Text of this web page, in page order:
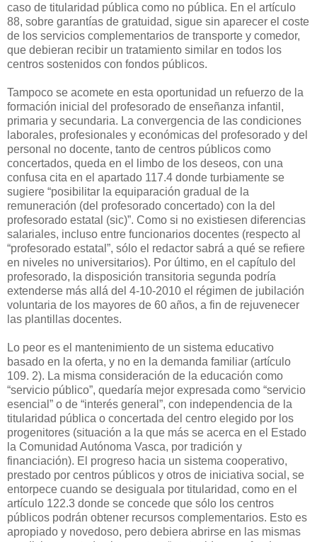
caso de titularidad pública como no pública. En el artículo
88, sobre garantías de gratuidad, sigue sin aparecer el coste
de los servicios complementarios de transporte y comedor,
que debieran recibir un tratamiento similar en todos los
centros sostenidos con fondos públicos.
Tampoco se acomete en esta oportunidad un refuerzo de la
formación inicial del profesorado de enseñanza infantil,
primaria y secundaria. La convergencia de las condiciones
laborales, profesionales y económicas del profesorado y del
personal no docente, tanto de centros públicos como
concertados, queda en el limbo de los deseos, con una
confusa cita en el apartado 117.4 donde turbiamente se
sugiere “posibilitar la equiparación gradual de la
remuneración (del profesorado concertado) con la del
profesorado estatal (sic)”. Como si no existiesen diferencias
salariales, incluso entre funcionarios docentes (respecto al
“profesorado estatal”, sólo el redactor sabrá a qué se refiere
en niveles no universitarios). Por último, en el capítulo del
profesorado, la disposición transitoria segunda podría
extenderse más allá del 4-10-2010 el régimen de jubilación
voluntaria de los mayores de 60 años, a fin de rejuvenecer
las plantillas docentes.
Lo peor es el mantenimiento de un sistema educativo
basado en la oferta, y no en la demanda familiar (artículo
109. 2). La misma consideración de la educación como
“servicio público”, quedaría mejor expresada como “servicio
esencial” o de “interés general”, con independencia de la
titularidad pública o concertada del centro elegido por los
progenitores (situación a la que más se acerca en el Estado
la Comunidad Autónoma Vasca, por tradición y
financiación). El progreso hacia un sistema cooperativo,
prestado por centros públicos y otros de iniciativa social, se
entorpece cuando se desiguala por titularidad, como en el
artículo 122.3 donde se concede que sólo los centros
públicos podrán obtener recursos complementarios. Esto es
apropiado y novedoso, pero debiera abrirse en las mismas